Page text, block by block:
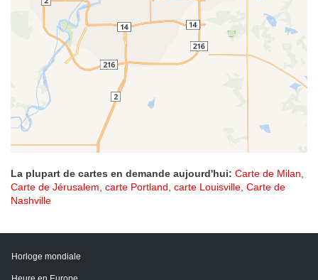
La plupart de cartes en demande aujourd'hui: Carte de Milan,
Carte de Jérusalem, carte Portland, carte Louisville, Carte de
Nashville
Horloge mondiale